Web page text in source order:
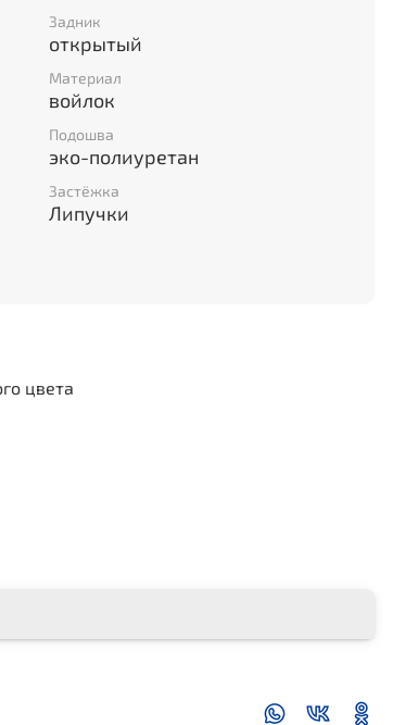
Задник
открытый
Материал
войлок
Подошва
эко-полиуретан
Застёжка
Липучки
цвета